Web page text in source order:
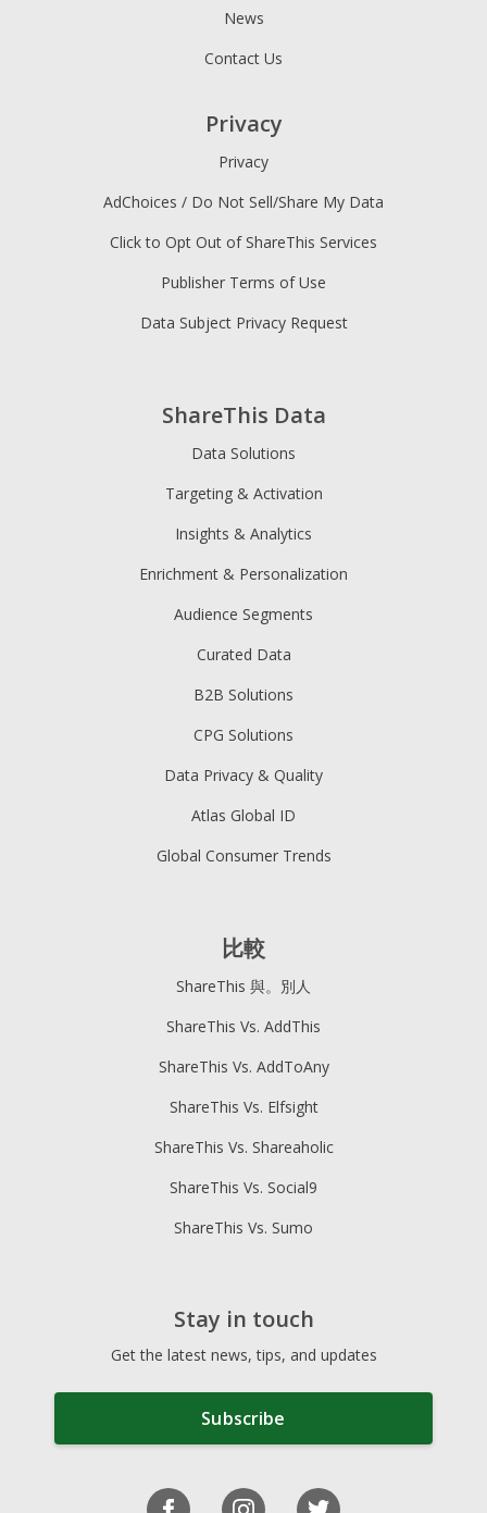
ShareThis Data
Data Solutions
Targeting & Activation
Insights & Analytics
Enrichment & Personalization
Audience Segments
Curated Data
B2B Solutions
CPG Solutions
Data Privacy & Quality
Atlas Global ID
Global Consumer Trends
News
Contact Us
Privacy
Privacy
AdChoices / Do Not Sell/Share My Data
Click to Opt Out of ShareThis Services
Publisher Terms of Use
Data Subject Privacy Request
比較
ShareThis 與。別人
ShareThis Vs. AddThis
ShareThis Vs. AddToAny
ShareThis Vs. Elfsight
ShareThis Vs. Shareaholic
ShareThis Vs. Social9
ShareThis Vs. Sumo
Stay in touch
Get the latest news, tips, and updates
Subscribe